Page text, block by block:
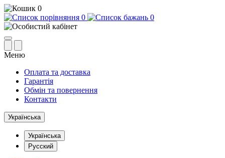
0
0
0
Меню
Оплата та доставка
Гарантія
Обмін та повернення
Контакти
Українська
Українська
Русский